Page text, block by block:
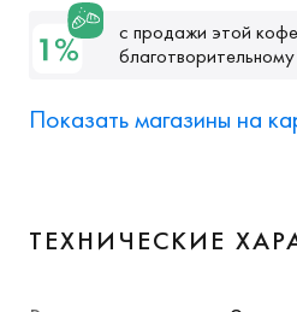
с продажи этой
Показать магазины на
ТЕХНИЧЕСКИЕ